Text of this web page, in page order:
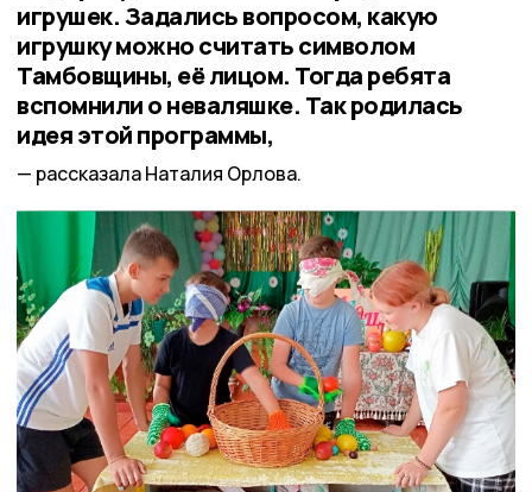
игрушек. Задались вопросом, какую
игрушку можно считать символом
Тамбовщины, её лицом. Тогда ребята
вспомнили о неваляшке. Так родилась
идея этой программы,
рассказала Наталия Орлова.